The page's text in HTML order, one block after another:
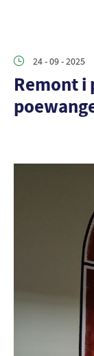
24 - 09 - 2025
Remont i